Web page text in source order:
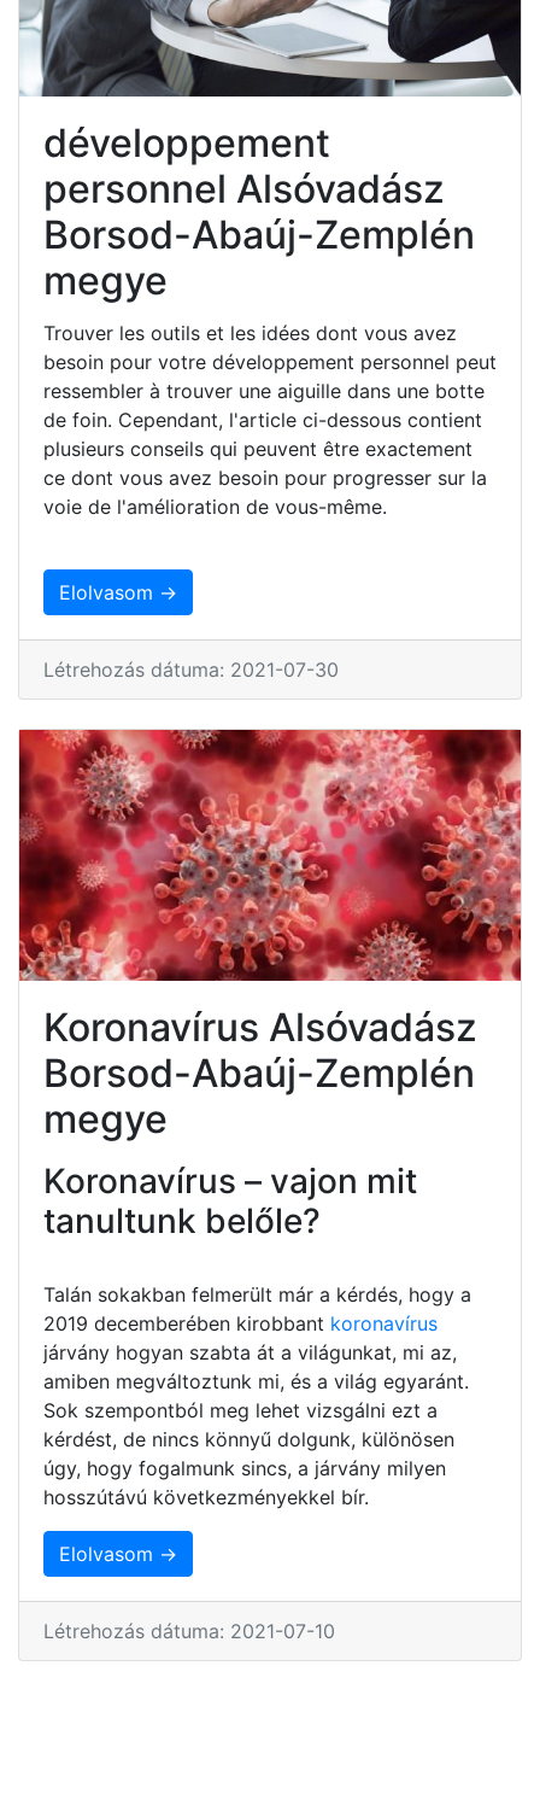
développement
personnel Alsóvadász
Borsod-Abaúj-Zemplén
megye
Trouver les outils et les idées dont vous avez
besoin pour votre développement personnel peut
ressembler à trouver une aiguille dans une botte
de foin. Cependant, l'article ci-dessous contient
plusieurs conseils qui peuvent être exactement
ce dont vous avez besoin pour progresser sur la
voie de l'amélioration de vous-même.
Elolvasom →
Létrehozás dátuma: 2021-07-30
Koronavírus Alsóvadász
Borsod-Abaúj-Zemplén
megye
Koronavírus – vajon mit
tanultunk belőle?
Talán sokakban felmerült már a kérdés, hogy a
2019 decemberében kirobbant koronavírus
járvány hogyan szabta át a világunkat, mi az,
amiben megváltoztunk mi, és a világ egyaránt.
Sok szempontból meg lehet vizsgálni ezt a
kérdést, de nincs könnyű dolgunk, különösen
úgy, hogy fogalmunk sincs, a járvány milyen
hosszútávú következményekkel bír.
Elolvasom →
Létrehozás dátuma: 2021-07-10